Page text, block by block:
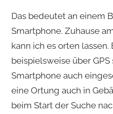
Das bedeutet an einem
Smartphone. Zuhause
kann ich es orten
beispielsweise über
Smartphone auch
eine Ortung auch in
beim Start der Suche